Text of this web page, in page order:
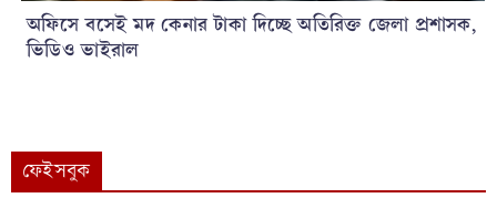
অফিসে বসেই মদ কেনার টাকা দিচ্ছে অতিরিক্ত জেলা প্রশাসক,
ভিডিও ভাইরাল
ফেইসবুক